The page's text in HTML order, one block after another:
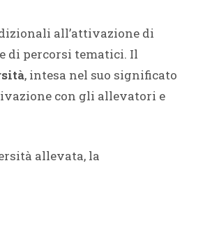
all’attivazione di
di percorsi tematici. Il
, intesa nel suo significato
con gli allevatori e
allevata, la